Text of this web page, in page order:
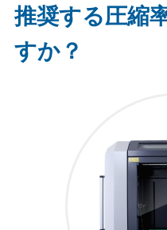
推奨する圧縮
すか？